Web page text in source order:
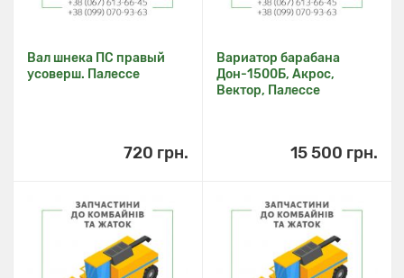
Вал шнека ПС правый
усоверш. Палессе
720 грн.
Вариатор барабана
Дон-1500Б, Акрос,
Вектор, Палессе
15 500 грн.